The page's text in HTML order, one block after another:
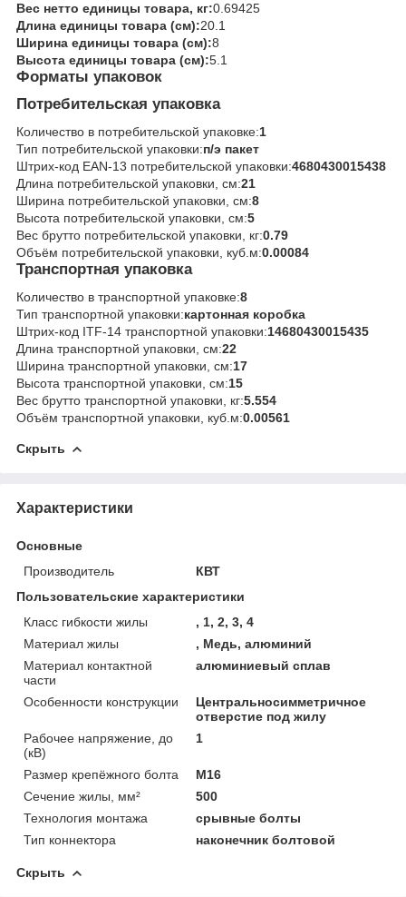
Вес нетто единицы товара, кг:0.69425
Длина единицы товара (см):20.1
Ширина единицы товара (см):8
Высота единицы товара (см):5.1
Форматы упаковок
Потребительская упаковка
Количество в потребительской упаковке:1
Тип потребительской упаковки:п/э пакет
Штрих-код EAN-13 потребительской упаковки:4680430015438
Длина потребительской упаковки, см:21
Ширина потребительской упаковки, см:8
Высота потребительской упаковки, см:5
Вес брутто потребительской упаковки, кг:0.79
Объём потребительской упаковки, куб.м:0.00084
Транспортная упаковка
Количество в транспортной упаковке:8
Тип транспортной упаковки:картонная коробка
Штрих-код ITF-14 транспортной упаковки:14680430015435
Длина транспортной упаковки, см:22
Ширина транспортной упаковки, см:17
Высота транспортной упаковки, см:15
Вес брутто транспортной упаковки, кг:5.554
Объём транспортной упаковки, куб.м:0.00561
Скрыть
Характеристики
Основные
Производитель
КВТ
Пользовательские характеристики
Класс гибкости жилы
, 1, 2, 3, 4
Материал жилы
, Медь, алюминий
Материал контактной
части
алюминиевый сплав
Особенности конструкции
Центральносимметричное
отверстие под жилу
Рабочее напряжение, до
(кВ)
1
Размер крепёжного болта
М16
Сечение жилы, мм²
500
Технология монтажа
срывные болты
Тип коннектора
наконечник болтовой
Скрыть